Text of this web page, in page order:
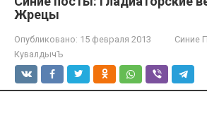
Жрецы
Опубликовано: 15 февраля 2013
Синие
КувалдычЪ